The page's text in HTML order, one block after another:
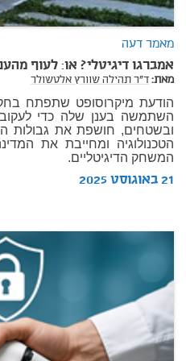
מאמר דעה
אמברגו דיגיטלי? או: לעוף
מאת:ד"ר תהילה שוורץ אלטשולר
הודעת מיקרוסופט שתפתח
השתמשה בענן שלה כדי לעקוב
ובשטחים, חושפת את גבולות
הטכנולוגיה ומחייבת את
המשחק הדיגיטליים.
21 באוגוסט 2025